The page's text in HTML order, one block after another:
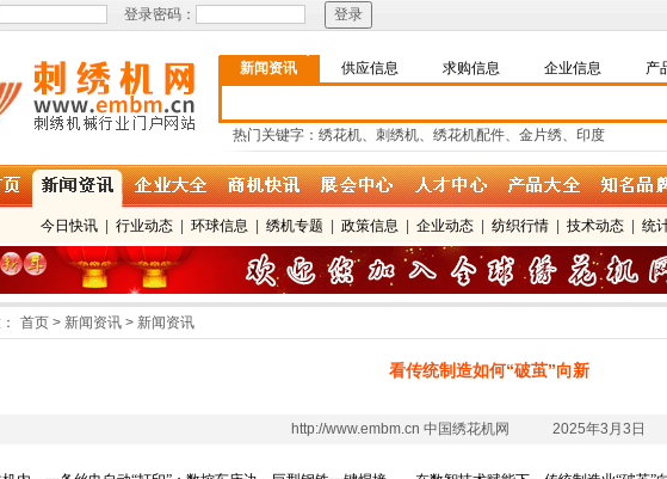
登录密码：
新闻资讯 供应信息 求购信息 企业信息 产
热门关键字：绣花机、刺绣机、绣花机配件、金片绣、印度
今日快讯| 行业动态| 环球信息 绣机专题 政策信息 企业动态| 纺织行情| 技术动态| 统
首页 > 新闻资讯 > 新闻资讯
看传统制造如何“破茧”向新
http://www.embm.cn 中国绣花机网 2025年3月3